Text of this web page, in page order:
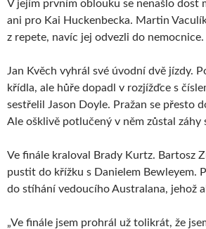
V jejím prvním oblouku se nenašlo dost
ani pro Kai Huckenbecka. Martin
z repete, navíc jej odvezli do nemocnice.
Jan Kvěch vyhrál své úvodní dvě jízdy.
křídla, ale hůře dopadl v rozjížďce s
sestřelil Jason Doyle. Pražan se přesto
Ale ošklivě potlučený v něm zůstal záhy
Ve finále kraloval Brady Kurtz. Bartosz
pustit do křížku s Danielem Bewleyem.
do stíhání vedoucího Australana, jehož
„Ve finále jsem prohrál už tolikrát, že